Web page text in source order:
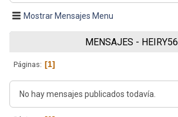
Mostrar Mensajes Menu
MENSAJES - HEIRY56
Páginas 1
No hay mensajes publicados todavía.